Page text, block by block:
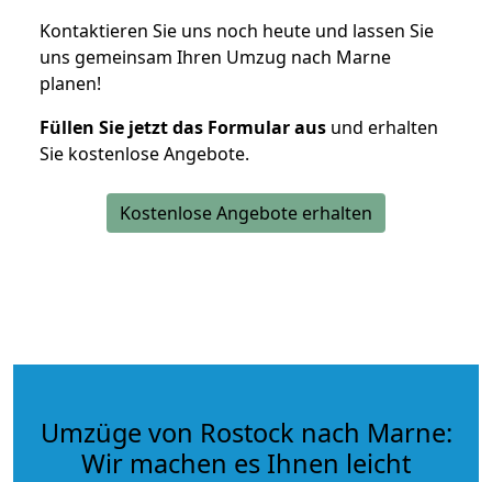
Kontaktieren Sie uns noch heute und lassen Sie
uns gemeinsam Ihren Umzug nach Marne
planen!
Füllen Sie jetzt das Formular aus und erhalten
Sie kostenlose Angebote.
Kostenlose Angebote erhalten
Umzüge von Rostock nach Marne:
Wir machen es Ihnen leicht